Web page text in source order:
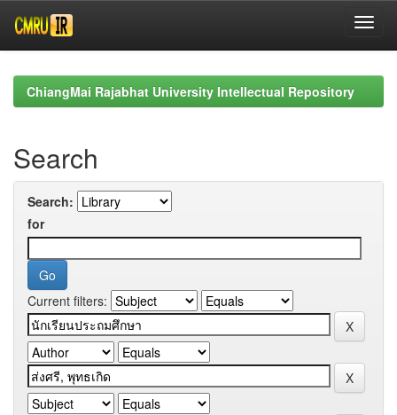
navigationChiangMai Rajabhat University Intellectual Repository
Search
Search:
for
Current filters: